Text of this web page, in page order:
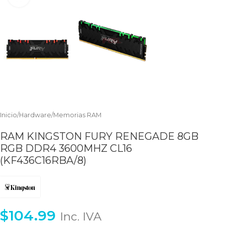
Inicio/Hardware/Memorias RAM
RAM KINGSTON FURY RENEGADE 8GB
RGB DDR4 3600MHZ CL16
(KF436C16RBA/8)
$104.99 Inc. IVA